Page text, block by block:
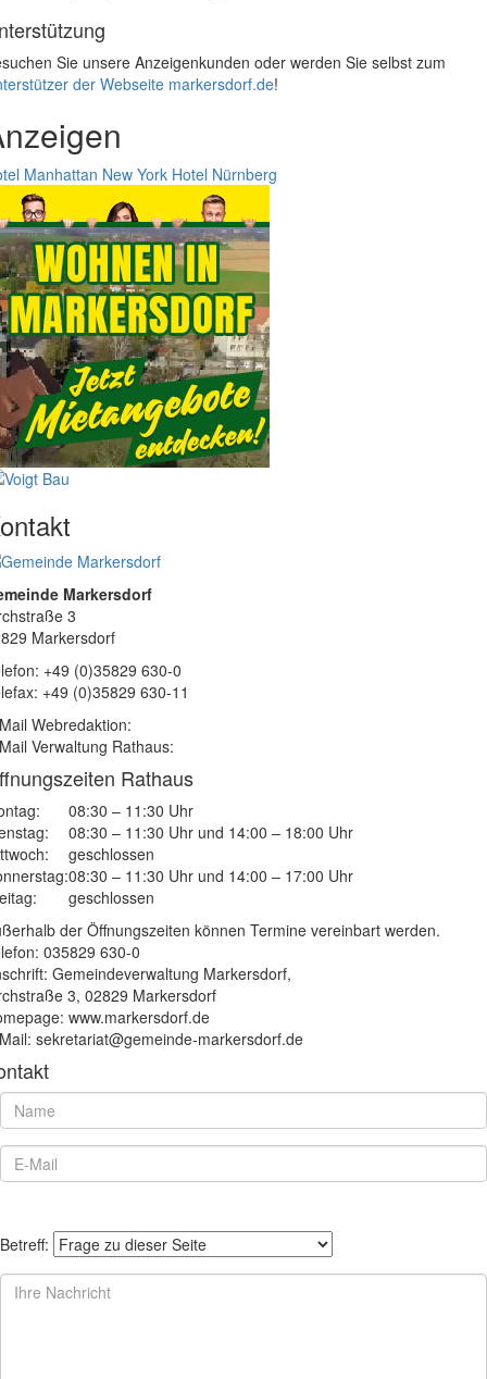
Sie unsere Anzeigenkunden oder werden Sie selbst zum
der Webseite markersdorf.de!
Manhattan New York Hotel Nürnberg
Markersdorf
3
Markersdorf
+49 (0)35829 630-0
+49 (0)35829 630-11
Webredaktion:
Verwaltung Rathaus:
Rathaus
08:30 – 11:30 Uhr
08:30 – 11:30 Uhr und 14:00 – 18:00 Uhr
geschlossen
08:30 – 11:30 Uhr und 14:00 – 17:00 Uhr
geschlossen
der Öffnungszeiten können Termine vereinbart werden.
035829 630-0
Gemeindeverwaltung Markersdorf,
3, 02829 Markersdorf
www.markersdorf.de
sekretariat@gemeinde-markersdorf.de
Betreff: